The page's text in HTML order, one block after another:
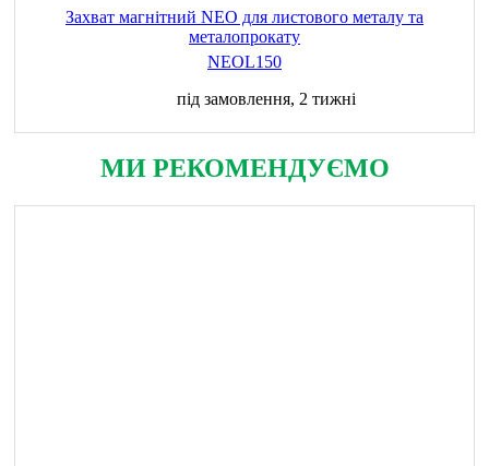
Захват магнітний NEO для листового металу та
металопрокату
NEOL150
під замовлення, 2 тижні
МИ РЕКОМЕНДУЄМО